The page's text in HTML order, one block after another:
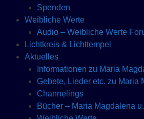
Spenden
Weibliche Werte
Audio – Weibliche Werte
Lichtkreis & Lichttempel
Aktuelles
Informationen zu Maria
Gebete, Lieder etc. zu Maria
Channelings
Bücher – Maria Magdalena